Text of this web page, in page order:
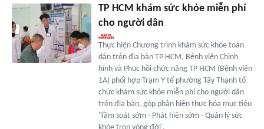
TP HCM khám sức khỏe miễn phí
cho người dân
Thực hiện Chương trình khám sức khỏe toàn
dân trên địa bàn TP HCM, Bệnh viện Chỉnh
hình và Phục hồi chức năng TP HCM (Bệnh viện
1A) phối hợp Trạm Y tế phường Tây Thạnh tổ
chức khám sức khỏe miễn phí cho người dân
trên địa bàn, góp phần hiện thực hóa mục tiêu
'Tầm soát sớm - Phát hiện sớm - Quản lý sức